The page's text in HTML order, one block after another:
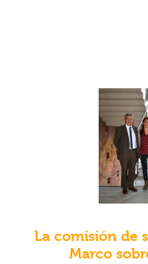
La comisión de
Marco